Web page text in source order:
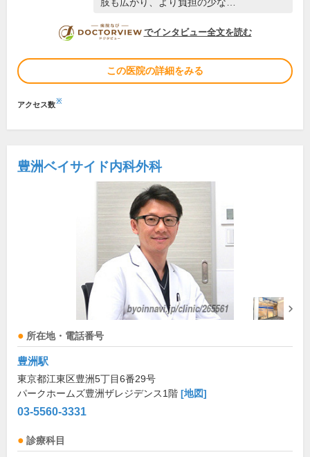
肢も広がり、より負担の少な…
DOCTORVIEW
でインタビュー全文を読む
この医院の詳細をみる
アクセス数※
豊洲ベイサイド内科外科
所在地・電話番号
豊洲駅
東京都江東区豊洲5丁目6番29号
パークホームズ豊洲ザレジデンス1階 [地図]
03-5560-3331
診療科目